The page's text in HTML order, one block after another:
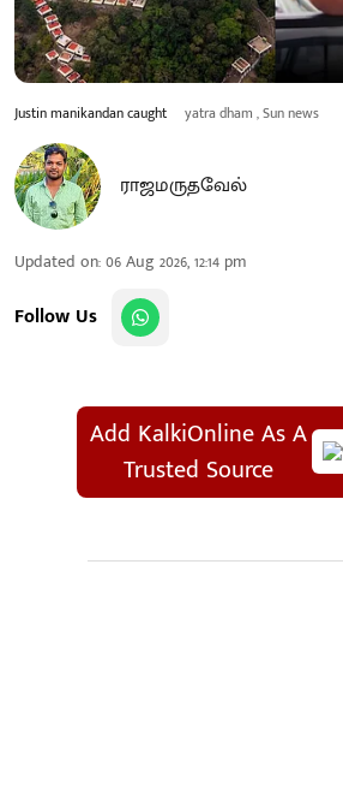
Justin manikandan caught yatra dham , Sun news
ராஜமருதவேல்
Updated on:06 Aug 2026, 12:14 pm
Follow Us
Add KalkiOnline As A
Trusted Source